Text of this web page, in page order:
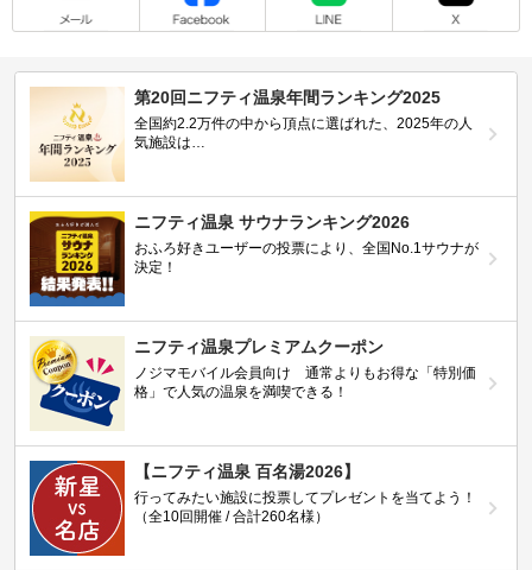
第20回ニフティ温泉年間ランキング2025
全国約2.2万件の中から頂点に選ばれた、2025年の人
気施設は…
ニフティ温泉 サウナランキング2026
おふろ好きユーザーの投票により、全国No.1サウナが
決定！
ニフティ温泉プレミアムクーポン
ノジマモバイル会員向け 通常よりもお得な「特別価
格」で人気の温泉を満喫できる！
【ニフティ温泉 百名湯2026】
行ってみたい施設に投票してプレゼントを当てよう！
（全10回開催 / 合計260名様）